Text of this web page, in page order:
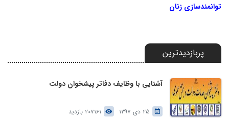
توانمندسازی زنان
پربازدیدترین
آشنایی با وظایف دفاتر پیشخوان دولت
25 دی 1397 207161 بازدید